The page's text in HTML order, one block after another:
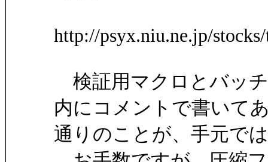
http://psyx.niu.ne.jp/
検証用マクロとバッ
内にコメントで書いて
通りのことが、手元で